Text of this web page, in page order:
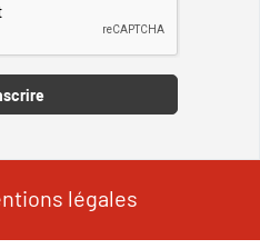
légales